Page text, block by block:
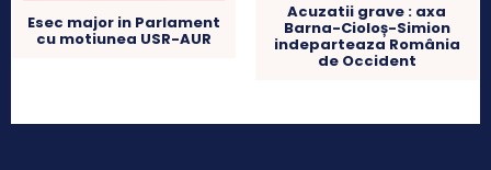
Esec major in Parlament
cu motiunea USR-AUR
Acuzatii grave : axa
Barna-Cioloș-Simion
indeparteaza România
de Occident